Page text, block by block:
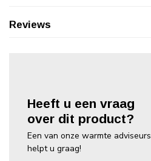
Reviews
Heeft u een vraag
over dit product?
Een van onze warmte adviseurs
helpt u graag!